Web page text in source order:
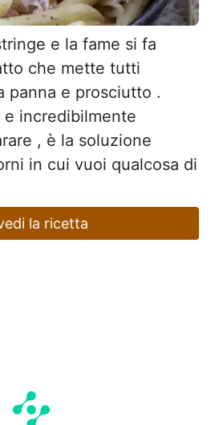
e la fame si fa
che mette tutti
panna e prosciutto .
e incredibilmente
, è la soluzione
in cui vuoi qualcosa di
la ricetta